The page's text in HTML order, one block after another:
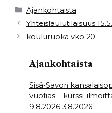
e
b
o
o
k
t
e
r
A
p
p
Kategoriat
Ajankohtaista
Yhteislaulutilaisuus
kouluruoka vko 20
Ajankohtaista
Sisä-Savon
vuotias – kurssi-
9.8.2026 3.8.2026